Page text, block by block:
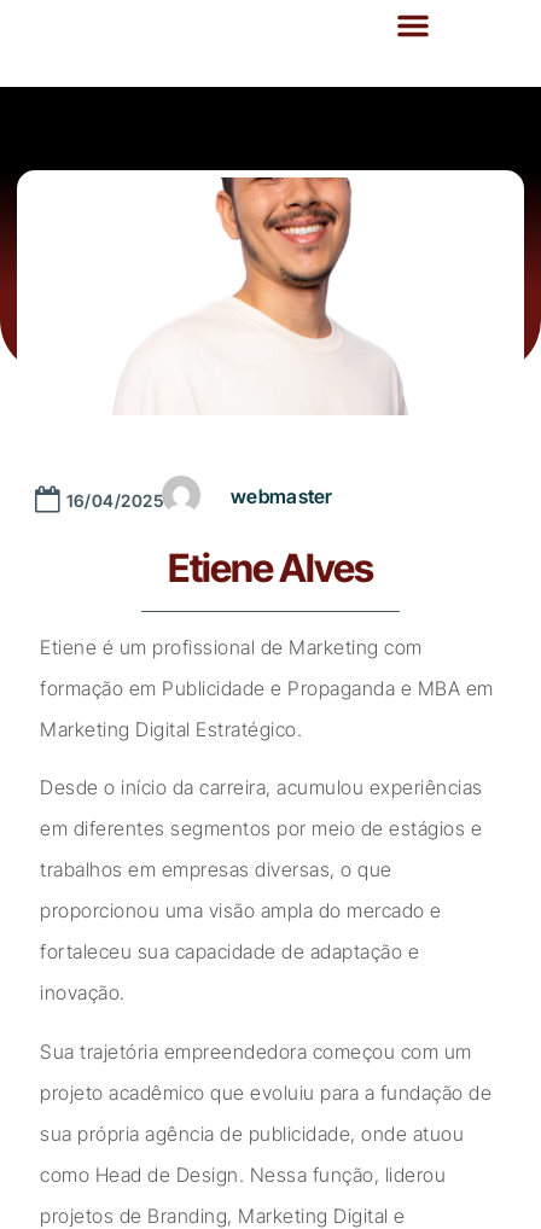
16/04/2025 webmaster
Etiene Alves
Etiene é um profissional de Marketing com
formação em Publicidade e Propaganda e MBA em
Marketing Digital Estratégico.
Desde o início da carreira, acumulou experiências
em diferentes segmentos por meio de estágios e
trabalhos em empresas diversas, o que
proporcionou uma visão ampla do mercado e
fortaleceu sua capacidade de adaptação e
inovação.
Sua trajetória empreendedora começou com um
projeto acadêmico que evoluiu para a fundação de
sua própria agência de publicidade, onde atuou
como Head de Design. Nessa função, liderou
projetos de Branding, Marketing Digital e